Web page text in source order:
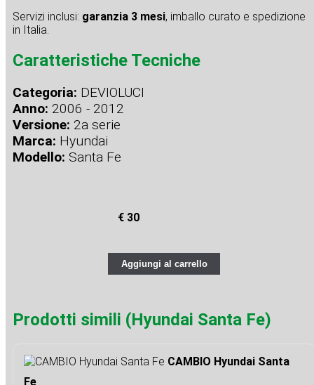
Servizi inclusi: garanzia 3 mesi, imballo curato e spedizione
in Italia.
Caratteristiche Tecniche
Categoria: DEVIOLUCI
Anno: 2006 - 2012
Versione: 2a serie
Marca: Hyundai
Modello: Santa Fe
€ 30
Aggiungi al carrello
Prodotti simili (Hyundai Santa Fe)
CAMBIO Hyundai Santa
Fe